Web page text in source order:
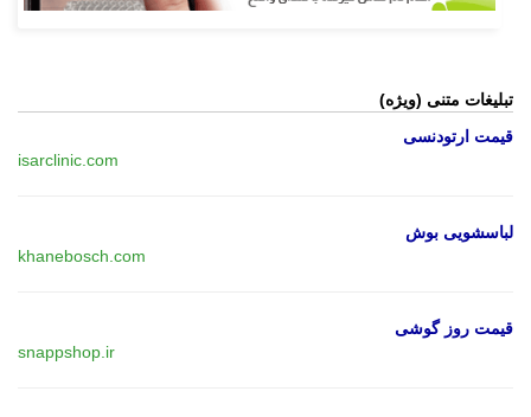
تبلیغات متنی (ویژه)
قیمت ارتودنسی
isarclinic.com
لباسشویی بوش
khanebosch.com
قیمت روز گوشی
snappshop.ir